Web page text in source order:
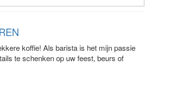
koffie! Als barista is het mijn passie
te schenken op uw feest, beurs of